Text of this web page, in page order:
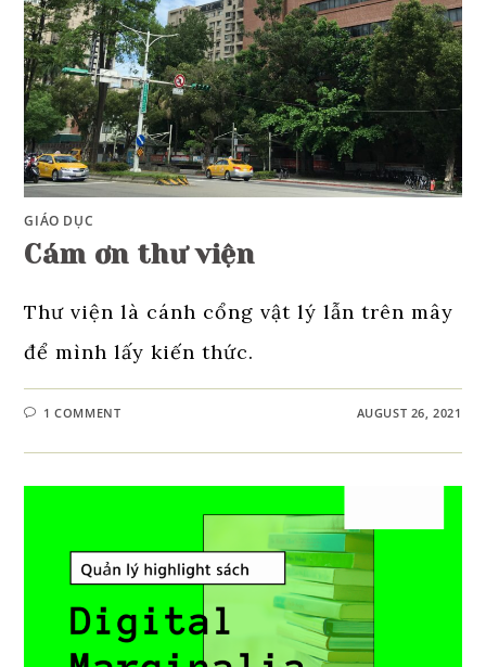
GIÁO DỤC
Cám ơn thư viện
Thư viện là cánh cổng vật lý lẫn trên mây
để mình lấy kiến thức.
1 COMMENT AUGUST 26, 2021